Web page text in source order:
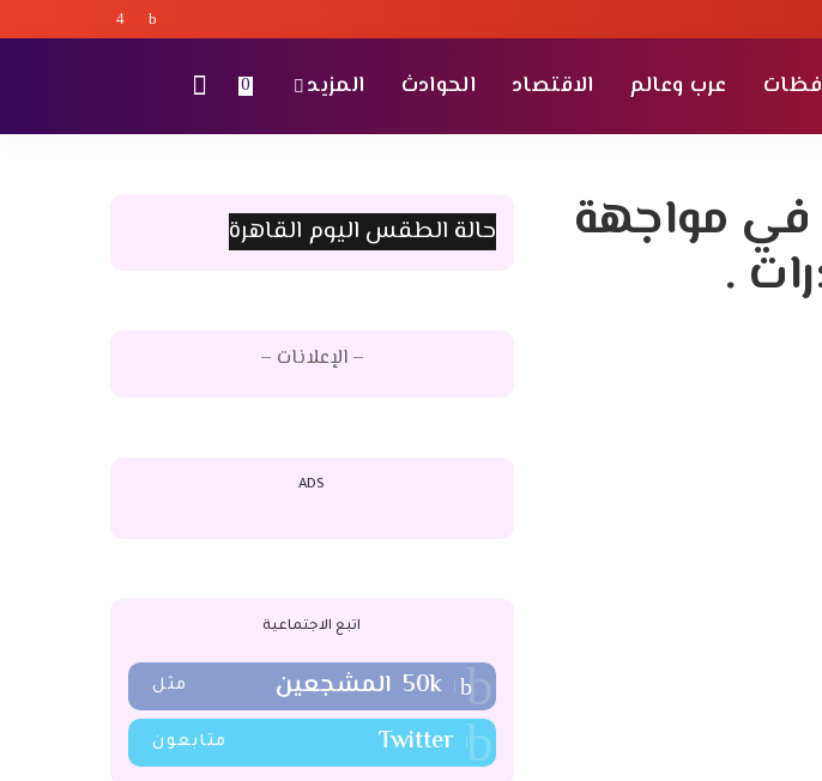
عرب وعالم الاقتصاد الحوادث المزيد 0
في مواجهة
.
حالة الطقس اليوم القاهرة
– الإعلانات –
ADS
اتبع الاجتماعية
50k المشجعين مثل
Twitter متابعون